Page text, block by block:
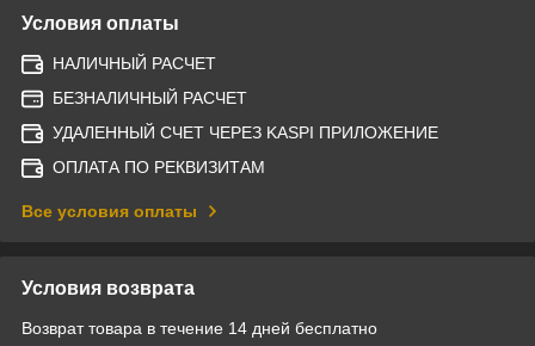
Условия оплаты
НАЛИЧНЫЙ РАСЧЕТ
БЕЗНАЛИЧНЫЙ РАСЧЕТ
УДАЛЕННЫЙ СЧЕТ ЧЕРЕЗ KASPI ПРИЛОЖЕНИЕ
ОПЛАТА ПО РЕКВИЗИТАМ
Все условия оплаты
Условия возврата
Возврат товара в течение 14 дней бесплатно